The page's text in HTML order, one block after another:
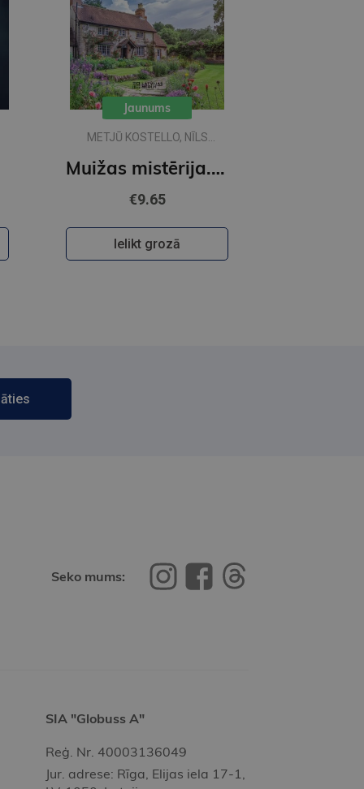
Jaunums
METJŪ KOSTELLO, NĪLS
Muižas mistērija. Vakara detektīvs
€9.65
Ielikt grozā
Seko mums:
SIA "Globuss A"
Reģ. Nr. 40003136049
Jur. adrese: Rīga, Elijas iela 17-1,